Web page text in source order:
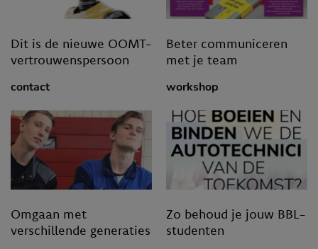
Dit is de nieuwe OOMT-
vertrouwenspersoon
contact
Beter communiceren
met je team
workshop
Omgaan met
verschillende generaties
Zo behoud je jouw BBL-
studenten